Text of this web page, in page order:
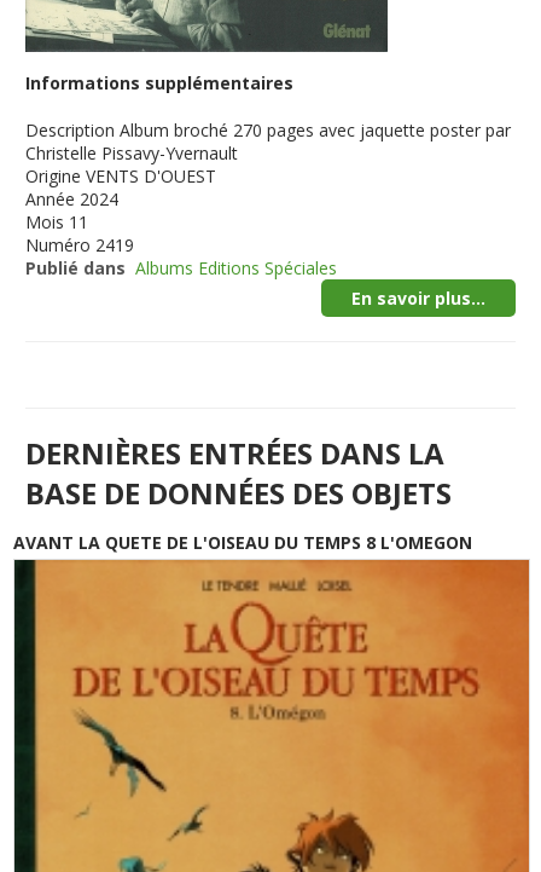
Informations supplémentaires
Description Album broché 270 pages avec jaquette poster par
Christelle Pissavy-Yvernault
Origine VENTS D'OUEST
Année 2024
Mois 11
Numéro 2419
Publié dans Albums Editions Spéciales
En savoir plus...
DERNIÈRES ENTRÉES DANS LA
BASE DE DONNÉES DES OBJETS
AVANT LA QUETE DE L'OISEAU DU TEMPS 8 L'OMEGON